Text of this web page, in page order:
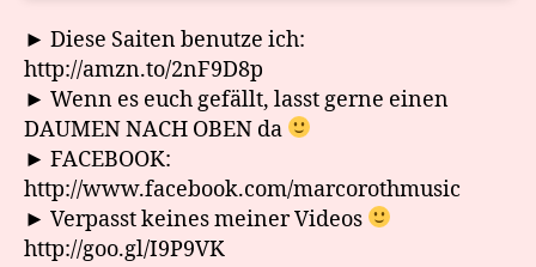
► Diese Saiten benutze ich:
http://amzn.to/2nF9D8p
► Wenn es euch gefällt, lasst gerne einen
DAUMEN NACH OBEN da
► FACEBOOK:
http://www.facebook.com/marcorothmusic
► Verpasst keines meiner Videos
http://goo.gl/I9P9VK